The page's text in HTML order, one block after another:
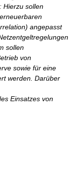
Hierzu sollen
angepasst
sollen
von
sowie für eine
werden. Darüber
Einsatzes von